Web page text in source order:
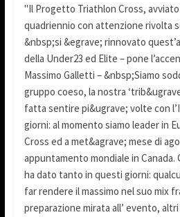
"Il Progetto Triathlon Cross,
quadriennio con attenzione rivolta
&nbsp;si &egrave; rinnovato
della Under23 ed Elite – pone
Massimo Galletti – &nbsp;Siamo
gruppo coeso, la nostra
fatta sentire pi&ugrave; volte con
giorni: al momento siamo leader in
Cross ed a met&agrave; mese di
appuntamento mondiale in
ha dato tanto in questi giorni:
far rendere il massimo nel suo mix
preparazione mirata all’ evento,